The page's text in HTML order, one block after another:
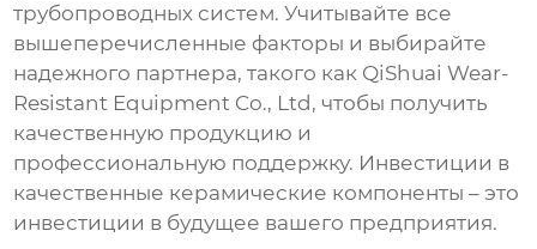
трубопроводных систем. Учитывайте все
вышеперечисленные факторы и выбирайте
надежного партнера, такого как QiShuai Wear-
Resistant Equipment Co., Ltd, чтобы получить
качественную продукцию и
профессиональную поддержку. Инвестиции в
качественные керамические компоненты – это
инвестиции в будущее вашего предприятия.